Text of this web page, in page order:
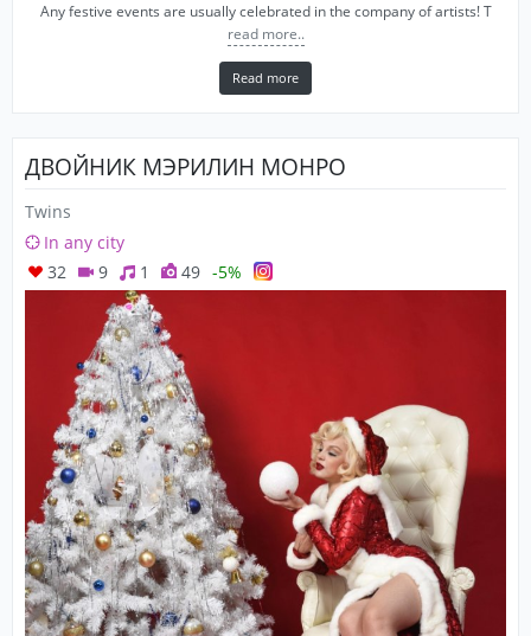
Any festive events are usually celebrated in the company of artists! T
read more..
Read more
ДВОЙНИК МЭРИЛИН МОНРО
Twins
In any city
32
9 1 49 -5%